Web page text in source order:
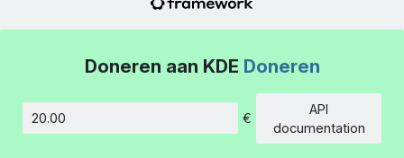
Doneren aan KDE Doneren
Hoeveelheid
€
API
documentation